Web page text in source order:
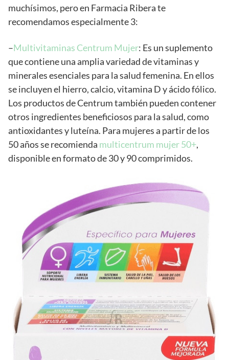
muchísimos, pero en Farmacia Ribera te
recomendamos especialmente 3:
–Multivitaminas Centrum Mujer: Es un suplemento
que contiene una amplia variedad de vitaminas y
minerales esenciales para la salud femenina. En ellos
se incluyen el hierro, calcio, vitamina D y ácido fólico.
Los productos de Centrum también pueden contener
otros ingredientes beneficiosos para la salud, como
antioxidantes y luteína. Para mujeres a partir de los
50 años se recomienda multicentrum mujer 50+,
disponible en formato de 30 y 90 comprimidos.